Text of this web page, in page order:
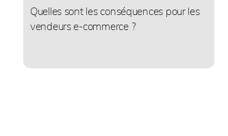
Quelles sont les conséquences pour les
vendeurs e-commerce ?